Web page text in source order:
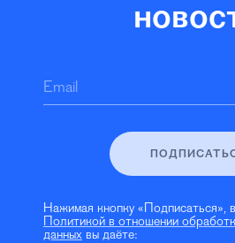
Email
Нажимая кнопку «Подписаться»,
Политикой в отношении
данных вы даёте: